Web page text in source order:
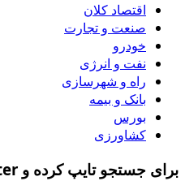
اقتصاد کلان
صنعت و تجارت
خودرو
نفت و انرژی
راه و شهرسازی
بانک و بیمه
بورس
کشاورزی
برای جستجو تایپ کرده و Enter را بزنید